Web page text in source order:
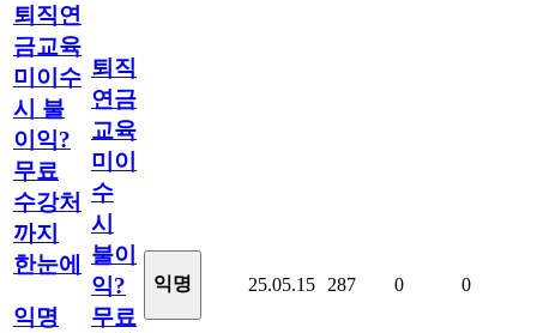
퇴직연
금교육
미이수
시 불
이익?
무료
수강처
까지
한눈에
익명
퇴직
연금
교육
미이
수
시
불이
익?
무료
익명 25.05.15 287 0 0